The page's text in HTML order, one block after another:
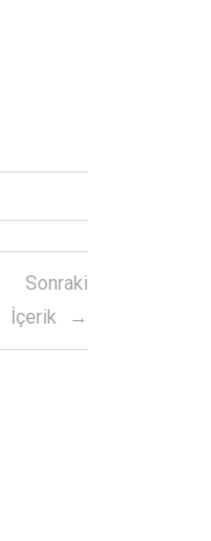
Sonraki
İçerik